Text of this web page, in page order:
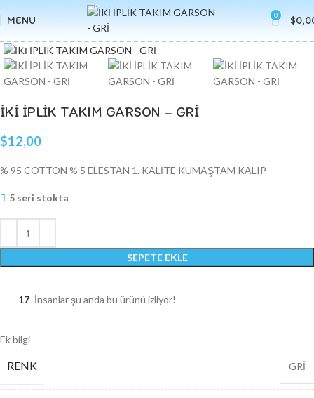
MENU 0 $
Click to enlarge
İKİ İPLİK TAKIM GARSON – GRİ
$12,00
% 95 COTTON % 5 ELESTAN 1. KALİTE KUMAŞTAM KALIP
5 seri stokta
SEPETE EKLE
17 İnsanlar şu anda bu ürünü izliyor!
Ek bilgi
RENK GRİ